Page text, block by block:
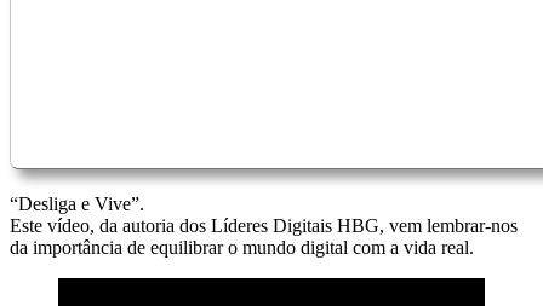
“Desliga e Vive”.
Este vídeo, da autoria dos Líderes Digitais HBG, vem lembrar-nos
da importância de equilibrar o mundo digital com a vida real.